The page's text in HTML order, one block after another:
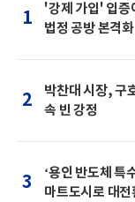
1
'강제 가입' 입
법정 공방 본격화
2
박찬대 시장, 구
속 빈 강정
3
‘용인 반도체 특
마트도시로 대전